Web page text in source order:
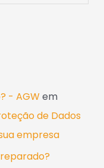
- AGW em
de Dados
empresa